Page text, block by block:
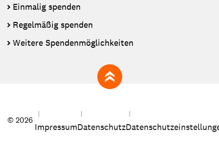
Einmalig spenden
Regelmäßig spenden
Weitere Spendenmöglichkeiten
zum Seitenanfang
© 2026
ImpressumDatenschutz